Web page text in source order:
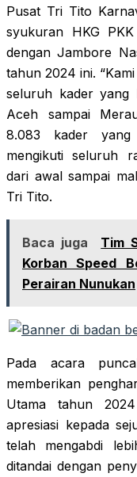
Pusat Tri Tito
syukuran HKG
dengan Jambore
tahun 2024 ini.
seluruh kader yang
Aceh sampai
8.083 kader yang
mengikuti seluruh
dari awal sampai
Tri Tito.
Baca juga
Tim
Korban Speed
Perairan Nunukan
Pada acara
memberikan
Utama tahun
apresiasi kepada
telah mengabdi
ditandai dengan